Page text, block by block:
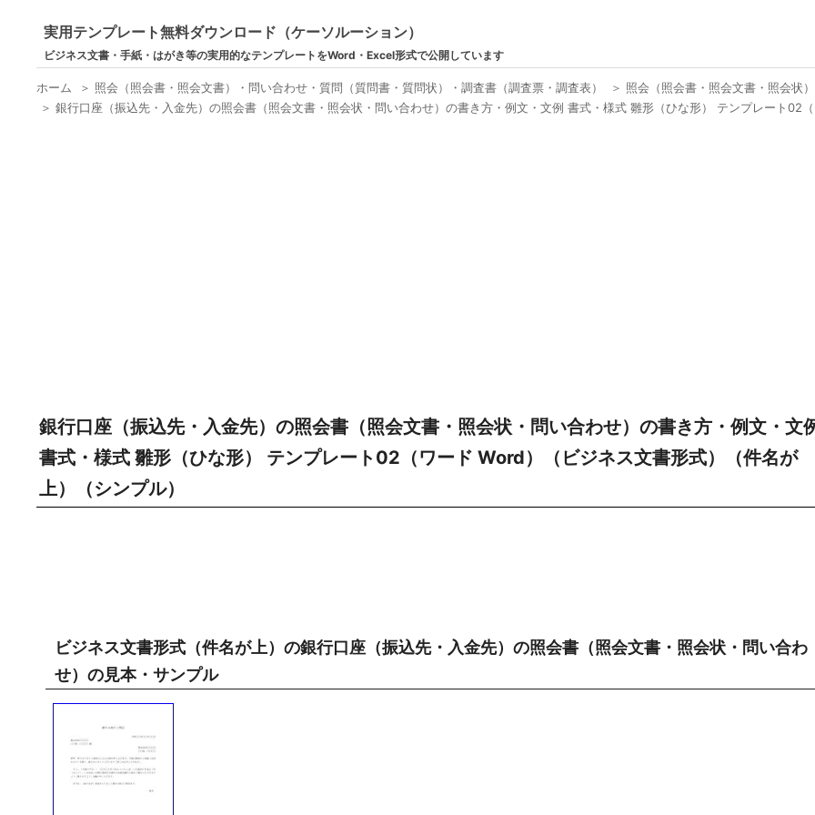
実用テンプレート無料ダウンロード（ケーソルーション）
ビジネス文書・手紙・はがき等の実用的なテンプレートをWord・Excel形式で公開しています
ホーム ＞ 照会（照会書・照会文書）・問い合わせ・質問（質問書・質問状）・調査書（調査票・調査表） ＞ 照会（照会書・照会文書・照会状
＞銀行口座（振込先・入金先）の照会書（照会文書・照会状・問い合わせ）の書き方・例文・文例 書式・様式 雛形（ひな形） テンプレート02
銀行口座（振込先・入金先）の照会書（照会文書・照会状・問い合わせ）の書き方・例文・文
書式・様式 雛形（ひな形） テンプレート02（ワード Word）（ビジネス文書形式）（件名が
上）（シンプル）
ビジネス文書形式（件名が上）の銀行口座（振込先・入金先）の照会書（照会文書・照会状・問い合わ
せ）の見本・サンプル